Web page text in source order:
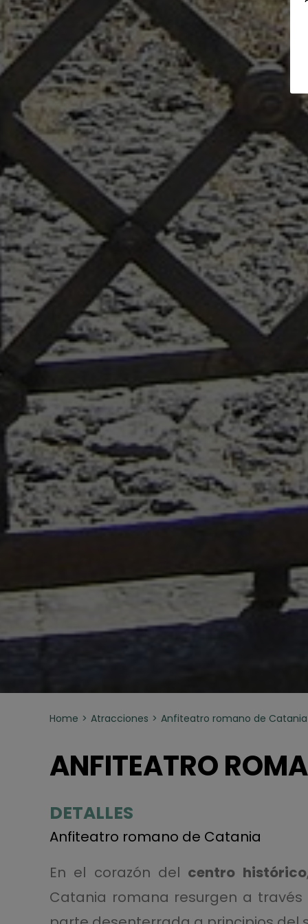
Home Atracciones Anfiteatro romano de Catania
ANFITEATRO
DETALLES
Anfiteatro romano de Catania
En el corazón del centro histórico
Catania romana resurgen a